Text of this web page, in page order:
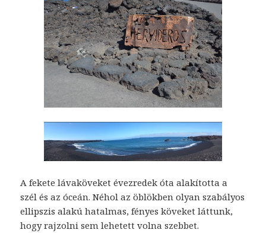
A fekete lávaköveket évezredek óta alakította a
szél és az óceán. Néhol az öblökben olyan szabályos
ellipszis alakú hatalmas, fényes köveket láttunk,
hogy rajzolni sem lehetett volna szebbet.